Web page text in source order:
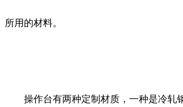
所用的材料。
操作台有两种定制材质，一种是冷轧